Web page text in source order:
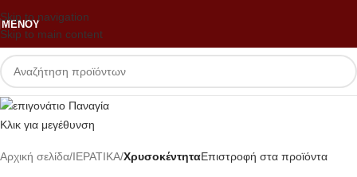
Skip to navigation
Skip to main content
ΜΕΝΟΎ
Κλικ για μεγέθυνση
Αρχική σελίδα ΙΕΡΑΤΙΚΑ ΧρυσοκέντηταΕπιστροφή στα προϊόντα